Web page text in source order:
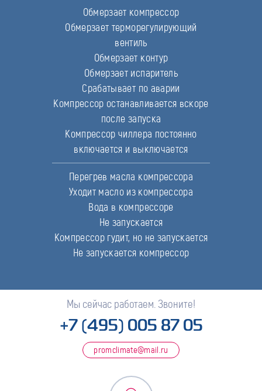
Обмерзает компрессор
Обмерзает терморегулирующий
вентиль
Обмерзает контур
Обмерзает испаритель
Срабатывает по аварии
Компрессор останавливается вскоре
после запуска
Компрессор чиллера постоянно
включается и выключается
Перегрев масла компрессора
Уходит масло из компрессора
Вода в компрессоре
Не запускается
Компрессор гудит, но не запускается
Не запускается компрессор
Мы сейчас работаем. Звоните!
+7 (495) 005 87 05
promclimate@mail.ru